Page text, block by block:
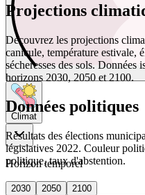
Climat
Horizon temporel
2030 2050
2100
Projections
Découvrez les projections
canicule, température estivale,
sécheresses des sols.
horizons 2030, 2050 et 2100.
Données politiques
Résultats des élections
législatives 2022. Couleur
politique, taux d'abstention.